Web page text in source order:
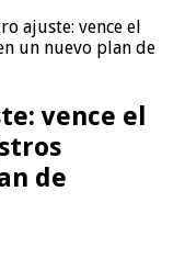
ajuste: vence el
un nuevo plan de
vence el
de